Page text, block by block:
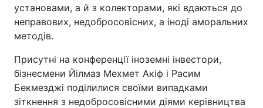
установами, а й з колекторами, які вдаються до
неправових, недобросовісних, а іноді аморальних
методів.
Присутні на конференції іноземні інвестори,
бізнесмени Йілмаз Мехмет Акіф і Расим
Бекмезджі поділилися своїми випадками
зіткнення з недобросовісними діями керівництва